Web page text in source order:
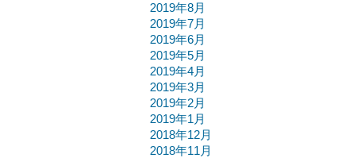
2019年8月
2019年7月
2019年6月
2019年5月
2019年4月
2019年3月
2019年2月
2019年1月
2018年12月
2018年11月